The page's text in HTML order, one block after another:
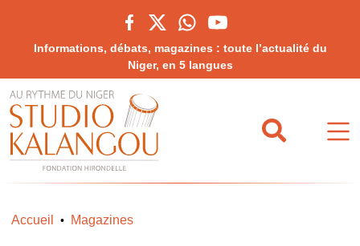
Informations, débats, magazines : toute l’actualité du
Niger, en 5 langues
Accueil • Magazines